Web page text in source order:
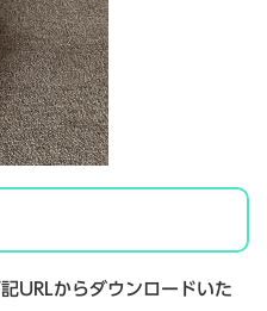
URLからダウンロードいた